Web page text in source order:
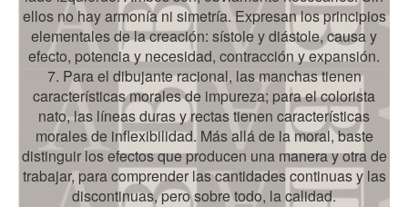
ellos no hay armonía ni simetría. Expresan los principios
elementales de la creación: sístole y diástole, causa y
efecto, potencia y necesidad, contracción y expansión.
7. Para el dibujante racional, las manchas tienen
características morales de impureza; para el colorista
nato, las líneas duras y rectas tienen características
morales de inflexibilidad. Más allá de la moral, baste
distinguir los efectos que producen una manera y otra de
trabajar, para comprender las cantidades continuas y las
discontinuas, pero sobre todo, la calidad.